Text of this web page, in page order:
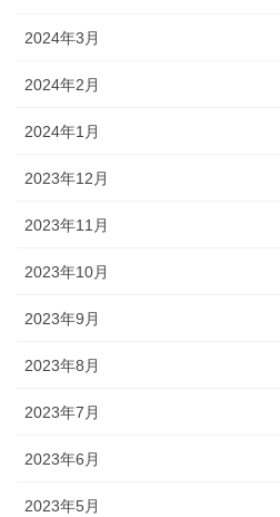
2024年3月
2024年2月
2024年1月
2023年12月
2023年11月
2023年10月
2023年9月
2023年8月
2023年7月
2023年6月
2023年5月